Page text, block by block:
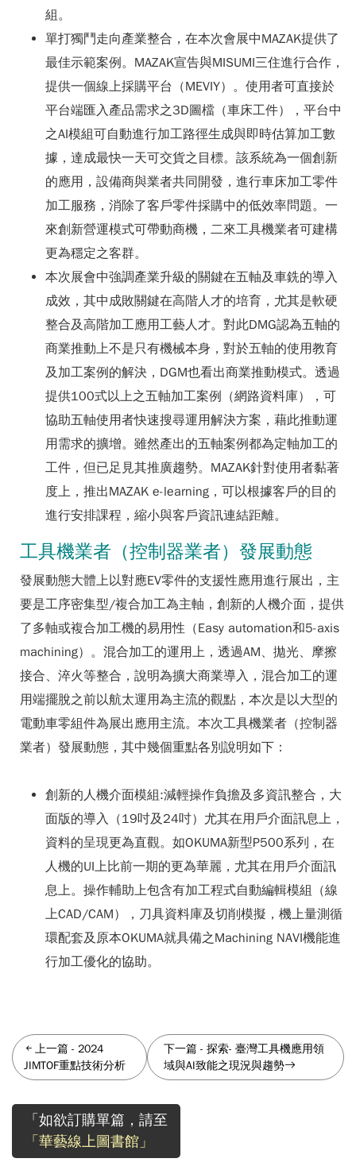
組。
單打獨鬥走向產業整合，在本次會展中MAZAK提供了
最佳示範案例。MAZAK宣告與MISUMI三住進行合作，
提供一個線上採購平台（MEVIY）。使用者可直接於
平台端匯入產品需求之3D圖檔（車床工件），平台中
之AI模組可自動進行加工路徑生成與即時估算加工數
據，達成最快一天可交貨之目標。該系統為一個創新
的應用，設備商與業者共同開發，進行車床加工零件
加工服務，消除了客戶零件採購中的低效率問題。一
來創新營運模式可帶動商機，二來工具機業者可建構
更為穩定之客群。
本次展會中強調產業升級的關鍵在五軸及車銑的導入
成效，其中成敗關鍵在高階人才的培育，尤其是軟硬
整合及高階加工應用工藝人才。對此DMG認為五軸的
商業推動上不是只有機械本身，對於五軸的使用教育
及加工案例的解決，DGM也看出商業推動模式。透過
提供100式以上之五軸加工案例（網路資料庫），可
協助五軸使用者快速搜尋運用解決方案，藉此推動運
用需求的擴增。雖然產出的五軸案例都為定軸加工的
工件，但已足見其推廣趨勢。MAZAK針對使用者黏著
度上，推出MAZAK e-learning，可以根據客戶的目的
進行安排課程，縮小與客戶資訊連結距離。
工具機業者（控制器業者）發展動態
發展動態大體上以對應EV零件的支援性應用進行展出，主
要是工序密集型/複合加工為主軸，創新的人機介面，提供
了多軸或複合加工機的易用性（Easy automation和5-axis
machining）。混合加工的運用上，透過AM、拋光、摩擦
接合、淬火等整合，說明為擴大商業導入，混合加工的運
用端擺脫之前以航太運用為主流的觀點，本次是以大型的
電動車零組件為展出應用主流。本次工具機業者（控制器
業者）發展動態，其中幾個重點各別說明如下：
創新的人機介面模組:減輕操作負擔及多資訊整合，大
面版的導入（19吋及24吋）尤其在用戶介面訊息上，
資料的呈現更為直觀。如OKUMA新型P500系列，在
人機的UI上比前一期的更為華麗，尤其在用戶介面訊
息上。操作輔助上包含有加工程式自動編輯模組（線
上CAD/CAM），刀具資料庫及切削模擬，機上量測循
環配套及原本OKUMA就具備之Machining NAVI機能進
行加工優化的協助。
上一篇 - 2024
JIMTOF重點技術分析
下一篇- 探索- 臺灣工具機應用領
域與AI致能之現況與趨勢
「如欲訂購單篇，請至
「華藝線上圖書館」